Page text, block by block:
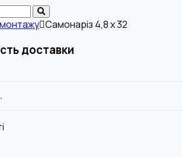
Самонаріз 4,8 х 32
доставки